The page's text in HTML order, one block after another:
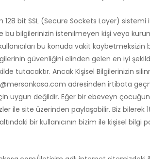
bit SSL (Secure Sockets Layer) sistemi
bu bilgilerinizin istenilmeyen kişi veya
bu konuda vakit kaybetmeksizin
güvenliğini elinden gelen en iyi
tutacaktır. Ancak Kişisel Bilgilerinizin
adresinden irtibata
uygun değildir. Eğer bir ebeveyn
ile site üzerinden paylaşabilir. Biz bilerek
bir kullanıcının bizim ile kişisel bilgi